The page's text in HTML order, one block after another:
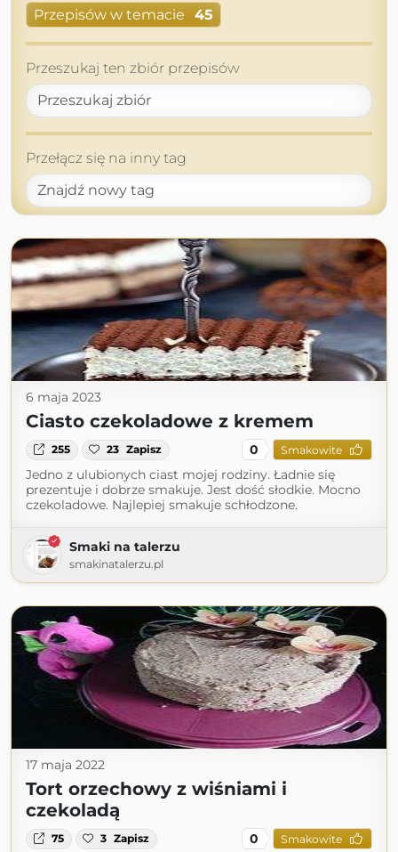
Przepisów w temacie 45
Przeszukaj ten zbiór przepisów
Przełącz się na inny tag
6 maja 2023
Ciasto czekoladowe z kremem
255 23 Zapisz 0 Smakowite
Jedno z ulubionych ciast mojej rodziny. Ładnie się
prezentuje i dobrze smakuje. Jest dość słodkie. Mocno
czekoladowe. Najlepiej smakuje schłodzone.
Smaki na talerzu
smakinatalerzu.pl
17 maja 2022
Tort orzechowy z wiśniami i
czekoladą
75 3 Zapisz 0 Smakowite